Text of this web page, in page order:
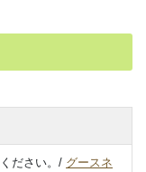
ださい。/ グースネ